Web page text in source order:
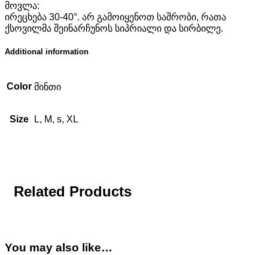
მოვლა:
ირეცხება 30-40°. არ გამოიყენოთ საშრობი, რათა
ქსოვილმა შეინარჩუნოს სიპრიალი და სირბილე.
Additional information
Color მინთი
Size L, M, s, XL
Related Products
You may also like…